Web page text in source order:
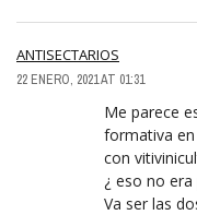
ANTISECTARIOS
22 ENERO, 2021 AT 01:31
Me parece
formativa
con
¿ eso no era
Va ser las